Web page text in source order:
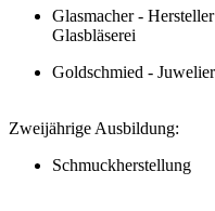
Glasmacher -
Glasbläserei
Goldschmied - Juwelier
Zweijährige Ausbildung:
Schmuckherstellung